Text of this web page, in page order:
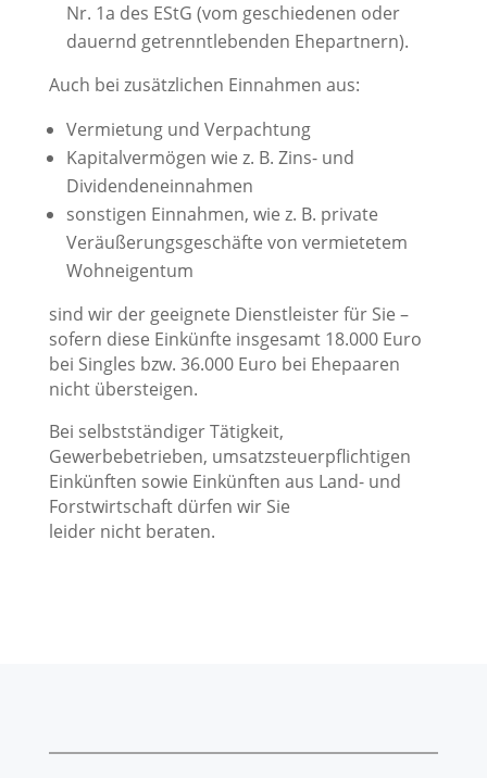
Nr. 1a des EStG (vom geschiedenen oder
dauernd getrenntlebenden Ehepartnern).
Auch bei zusätzlichen Einnahmen aus:
Vermietung und Verpachtung
Kapitalvermögen wie z. B. Zins- und
Dividendeneinnahmen
sonstigen Einnahmen, wie z. B. private
Veräußerungsgeschäfte von vermietetem
Wohneigentum
sind wir der geeignete Dienstleister für Sie –
sofern diese Einkünfte insgesamt 18.000 Euro
bei Singles bzw. 36.000 Euro bei Ehepaaren
nicht übersteigen.
Bei selbstständiger Tätigkeit,
Gewerbebetrieben, umsatzsteuerpflichtigen
Einkünften sowie Einkünften aus Land- und
Forstwirtschaft dürfen wir Sie
leider nichtberaten.